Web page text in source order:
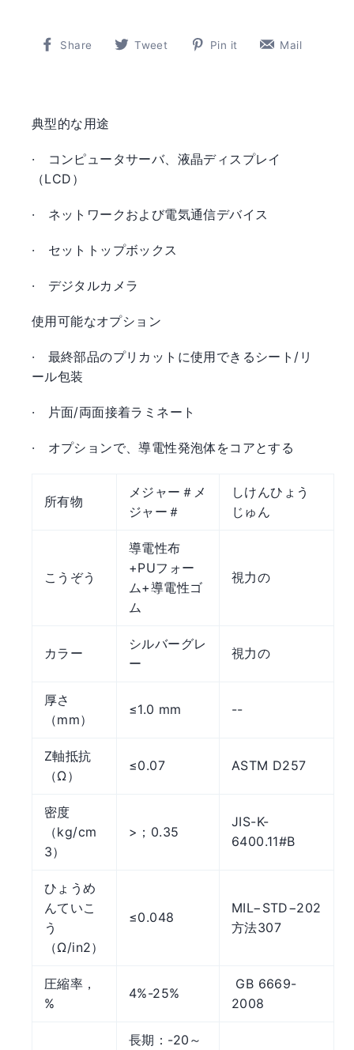
Share
ShareTweet
TweetPin it
Pin
Mail
典型的な用途
·
コンピュータサーバ、液晶ディスプレイ
（LCD）
· ネットワークおよび電気通信デバイス
· セットトップボックス
· デジタルカメラ
使用可能なオプション
· 最終部品のプリカットに使用できるシート/リ
ール包装
· 片面/両面接着ラミネート
· オプションで、導電性発泡体をコアとする
所有物
メジャー＃メ
ジャー＃
しけんひょう
じゅん
こうぞう
導電性布
+PUフォー
ム+導電性ゴ
ム
視力の
カラー
シルバーグレ
ー
視力の
厚さ
（mm）
≤1.0 mm --
Z軸抵抗
（Ω）
≤0.07 ASTM D257
密度
（kg/cm
3）
>；0.35
JIS-K-
6400.11#B
ひょうめ
んていこ
う
（Ω/in2）
≤0.048
MIL−STD−202
方法307
圧縮率，
%
4%-25%
GB 6669-
2008
長期：-20～